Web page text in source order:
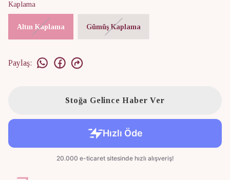
Kaplama
Altın Kaplama Gümüş Kaplama
Paylaş:
Stoğa Gelince Haber Ver